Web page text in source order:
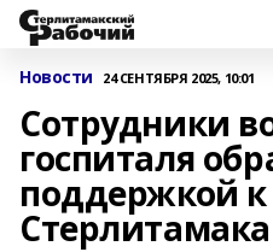
Новости 24 СЕНТЯБРЯ 2025, 10:01
Сотрудники
госпиталя
поддержкой
Стерлитамака